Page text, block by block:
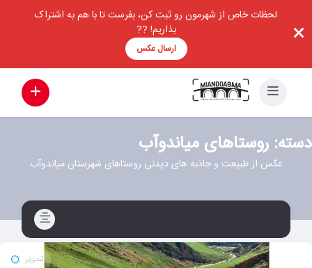
لحظات خاص از شهرمون رو ثبت کن، بفرست تا با هم به اشتراک
بذاریم! ??
ارسال عکس
دسته: روستاهای میاندوآب
عکس از طبیعت و جاذبه های دیدنی روستاهای شهرستان میاندوآب
تصویر